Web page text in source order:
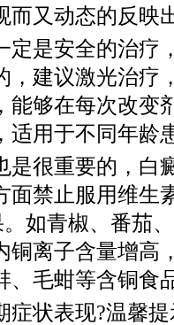
而又动态的反映
是安全的治疗
，建议激光治疗
能够在每次改变
适用于不同年龄
很重要的，白
面禁止服用维生
如青椒、番茄
铜离子含量增高
、毛蚶等含铜食
状表现?温馨提